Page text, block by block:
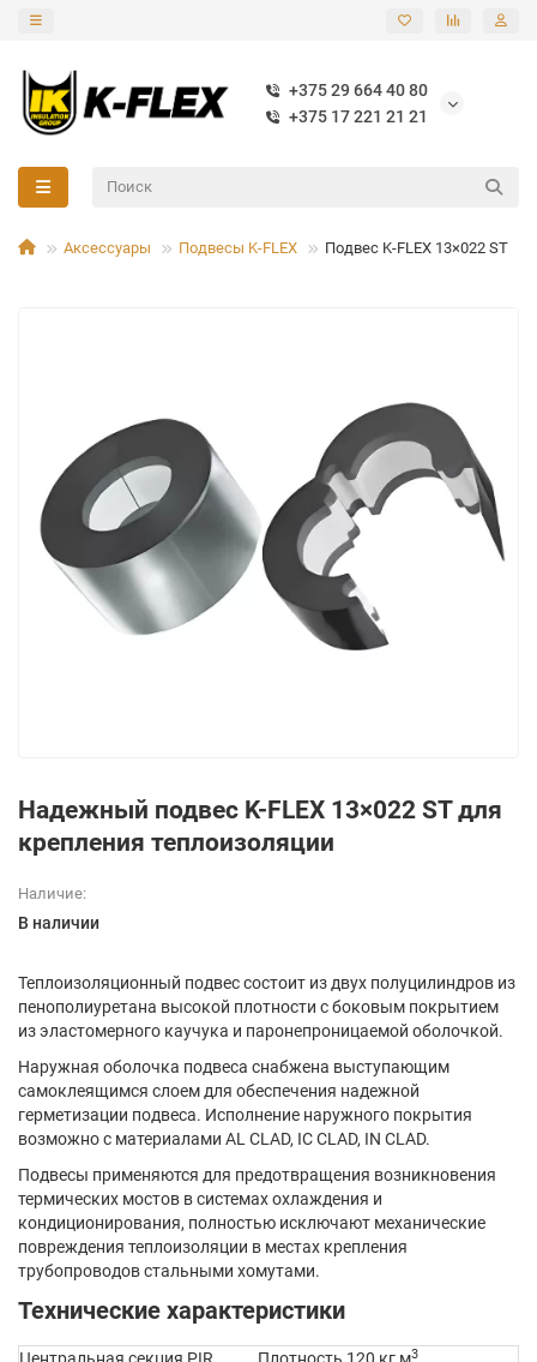
+375 29 664 40 80
+375 17 221 21 21
Аксессуары Подвесы K-FLEX Подвес K-FLEX 13×022 ST
Надежный подвес K-FLEX 13×022 ST для
крепления теплоизоляции
Наличие:
В наличии
Теплоизоляционный подвес состоит из двух полуцилиндров из
пенополиуретана высокой плотности с боковым покрытием
из эластомерного каучука и паронепроницаемой оболочкой.
Наружная оболочка подвеса снабжена выступающим
самоклеящимся слоем для обеспечения надежной
герметизации подвеса. Исполнение наружного покрытия
возможно с материалами AL CLAD, IC CLAD, IN CLAD.
Подвесы применяются для предотвращения возникновения
термических мостов в системах охлаждения и
кондиционирования, полностью исключают механические
повреждения теплоизоляции в местах крепления
трубопроводов стальными хомутами.
Технические характеристики
3